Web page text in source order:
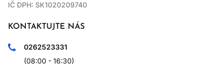
IČ DPH: SK1020209740
KONTAKTUJTE NÁS
0262523331
(08:00 - 16:30)